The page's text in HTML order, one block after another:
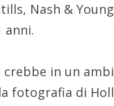
Nash &
anni.
crebbe in un
fotografia di